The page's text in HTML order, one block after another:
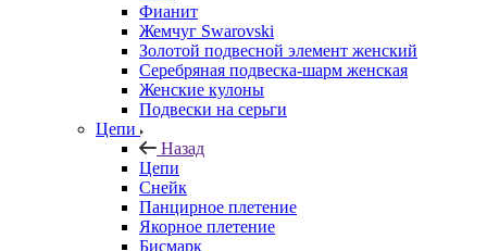
Фианит
Жемчуг Swarovski
Золотой подвесной элемент женcкий
Серебряная подвеска-шарм женская
Женские кулоны
Подвески на серьги
Цепи
Назад
Цепи
Снейк
Панцирное плетение
Якорное плетение
Бисмарк